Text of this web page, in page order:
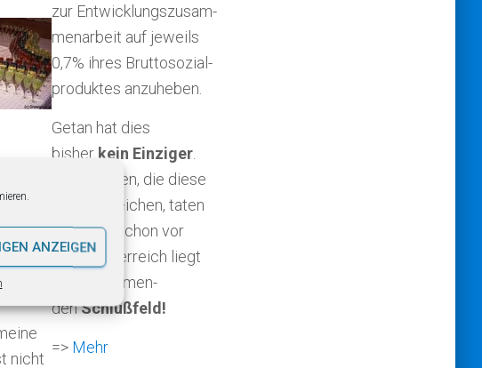
ANZEIGEN
nicht
zur Ent­wick­lungs­zu­sam­
men­ar­beit auf jeweils
0,7% ihres Brutto­sozial­
pro­duk­tes anzuheben.
Getan hat dies
bisher kein Einziger.
Die wenigen, die diese
Quote erreichen, taten
das auch schon vor
2002! Österreich liegt
im be­schä­men­
denSchlußfeld!
=> Mehr